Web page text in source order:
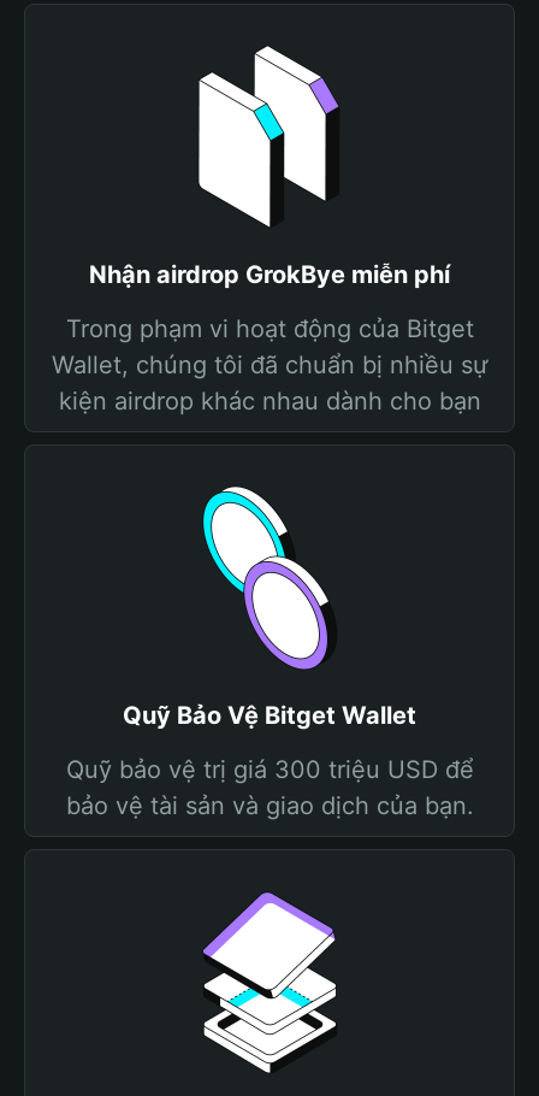
Nhận airdrop GrokBye miễn phí
Trong phạm vi hoạt động của Bitget
Wallet, chúng tôi đã chuẩn bị nhiều sự
kiện airdrop khác nhau dành cho bạn
Quỹ Bảo Vệ Bitget Wallet
Quỹ bảo vệ trị giá 300 triệu USD để
bảo vệ tài sản và giao dịch của bạn.